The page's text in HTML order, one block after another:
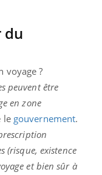
du
voyage ?
peuvent être
en zone
le gouvernement.
(risque, existence
et bien sûr à